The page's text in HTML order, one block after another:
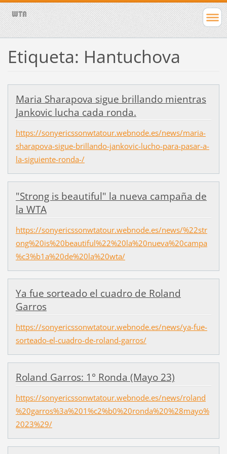
Etiqueta: Hantuchova
Maria Sharapova sigue brillando mientras
Jankovic lucha cada ronda.
https://sonyericssonwtatour.webnode.es/news/maria-
sharapova-sigue-brillando-jankovic-lucho-para-pasar-a-
la-siguiente-ronda-/
"Strong is beautiful" la nueva campaña de
la WTA
https://sonyericssonwtatour.webnode.es/news/%22str
ong%20is%20beautiful%22%20la%20nueva%20campa
%c3%b1a%20de%20la%20wta/
Ya fue sorteado el cuadro de Roland
Garros
https://sonyericssonwtatour.webnode.es/news/ya-fue-
sorteado-el-cuadro-de-roland-garros/
Roland Garros: 1° Ronda (Mayo 23)
https://sonyericssonwtatour.webnode.es/news/roland
%20garros%3a%201%c2%b0%20ronda%20%28mayo%
2023%29/